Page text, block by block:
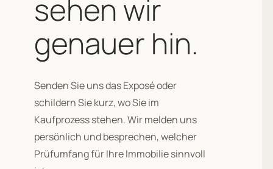
sehen wir
genauer hin.
Senden Sie uns das Exposé oder
schildern Sie kurz, wo Sie im
Kaufprozess stehen. Wir melden uns
persönlich und besprechen, welcher
Prüfumfang für Ihre Immobilie sinnvoll